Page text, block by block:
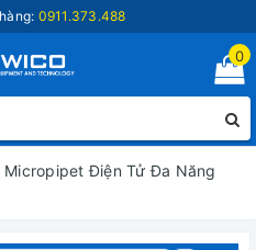
0911.373.488
0
Micropipet Điện Tử Đa Năng